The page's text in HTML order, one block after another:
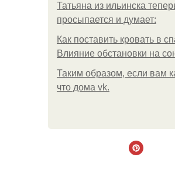
Татьяна из ильинска
просыпается и думает:
Как поставить кровать в
Влияние обстановки на
Таким образом, если вам
что дома vk.